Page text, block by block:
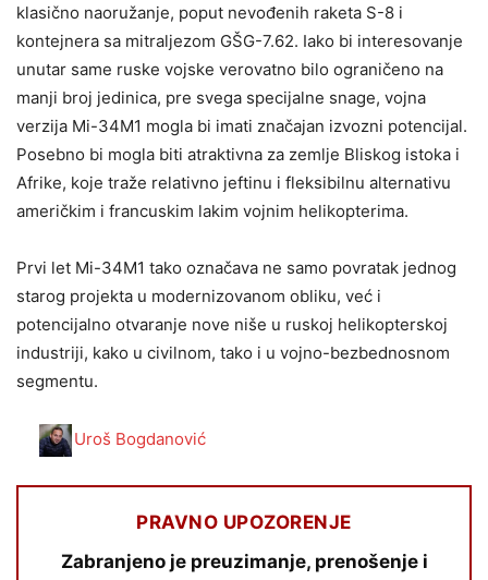
klasično naoružanje, poput nevođenih raketa S-8 i
kontejnera sa mitraljezom GŠG-7.62. Iako bi interesovanje
unutar same ruske vojske verovatno bilo ograničeno na
manji broj jedinica, pre svega specijalne snage, vojna
verzija Mi-34M1 mogla bi imati značajan izvozni potencijal.
Posebno bi mogla biti atraktivna za zemlje Bliskog istoka i
Afrike, koje traže relativno jeftinu i fleksibilnu alternativu
američkim i francuskim lakim vojnim helikopterima.
Prvi let Mi-34M1 tako označava ne samo povratak jednog
starog projekta u modernizovanom obliku, već i
potencijalno otvaranje nove niše u ruskoj helikopterskoj
industriji, kako u civilnom, tako i u vojno-bezbednosnom
segmentu.
Uroš Bogdanović
PRAVNO UPOZORENJE
Zabranjeno je preuzimanje, prenošenje i